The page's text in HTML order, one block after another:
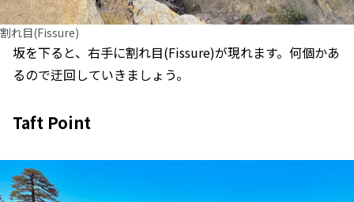
割れ目(Fissure)
坂を下ると、右手に割れ目(Fissure)が現れます。何個かあ
るので迂回していきましょう。
Taft Point